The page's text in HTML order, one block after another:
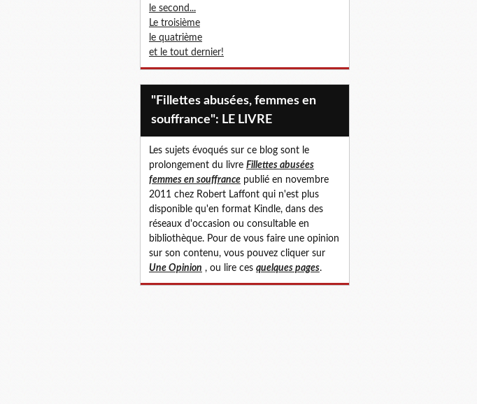
le second...
Le troisième
le quatrième
et le tout dernier!
"Fillettes abusées, femmes en
souffrance": LE LIVRE
Les sujets évoqués sur ce blog sont le
prolongement du livre Fillettes abusées
femmes en souffrance publié en novembre
2011 chez Robert Laffont qui n'est plus
disponible qu'en format Kindle, dans des
réseaux d'occasion ou consultable en
bibliothèque. Pour de vous faire une opinion
sur son contenu, vous pouvez cliquer sur
Une Opinion , ou lire ces quelques pages.